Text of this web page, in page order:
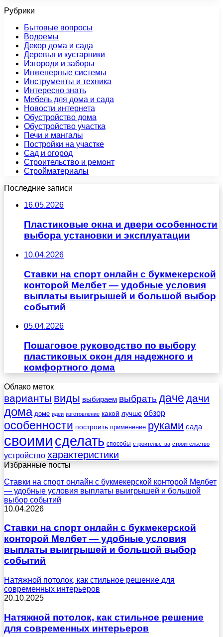
Рубрики
Бытовые вопросы
Водоемы
Декор дома и сада
Деревья и кустарники
Изгороди и заборы
Инженерные системы
Инструменты и техника
Интересно знать
Мебель для дома и сада
Новости интернета
Обустройство дома
Обустройство участка
Печи и мангалы
Постройки на участке
Сад и огород
Строительство и ремонт
Стройматериалы
Последние записи
16.05.2026
Пластиковые окна и двери особенности
выбора установки и эксплуатации
10.04.2026
Ставки на спорт онлайн с букмекерской
конторой Мелбет — удобные условия
выплаты выигрышей и большой выбор
событий
05.04.2026
Пошаговое руководство по выбору
пластиковых окон для надежного и
комфортного дома
Облако меток
варианты виды выбираем выбрать даче дачи
дома доме идеи изготовление какой лучше обзор
особенности построить применение руками сада
своими сделать способы строительства строительство
устройство характеристики
Избранные посты
Ставки на спорт онлайн с букмекерской конторой Мелбет
— удобные условия выплаты выигрышей и большой
выбор событий
10.04.2026
Ставки на спорт онлайн с букмекерской
конторой Мелбет — удобные условия
выплаты выигрышей и большой выбор
событий
Натяжной потолок, как стильное решение для
современных интерьеров
20.10.2025
Натяжной потолок, как стильное решение
для современных интерьеров